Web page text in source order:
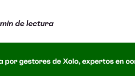
de lectura